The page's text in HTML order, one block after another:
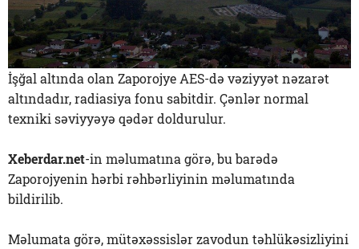
İşğal altında olan Zaporojye AES-də vəziyyət nəzarət
altındadır, radiasiya fonu sabitdir. Çənlər normal
texniki səviyyəyə qədər doldurulur.
Xeberdar.net-in məlumatına görə, bu barədə
Zaporojyenin hərbi rəhbərliyinin məlumatında
bildirilib.
Məlumata görə, mütəxəssislər zavodun təhlükəsizliyini